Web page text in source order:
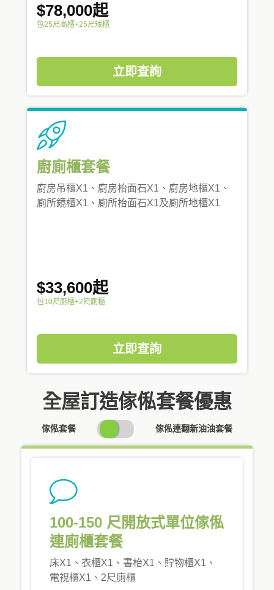
$78,000起
包25尺高櫃+25尺矮櫃
立即查詢
廚廁櫃套餐
廚房吊櫃X1、廚房枱面石X1、廚房地櫃X1、
廁所鏡櫃X1、廁所枱面石X1及廁所地櫃X1
$33,600起
包10尺廚櫃+2尺廁櫃
立即查詢
全屋訂造傢俬套餐優惠
傢俬套餐
SWITCH
PRICING
傢俬連翻新油油套餐
100-150 尺開放式單位傢俬
連廁櫃套餐
床X1、衣櫃X1、書枱X1、貯物櫃X1、
電視櫃X1、2尺廁櫃